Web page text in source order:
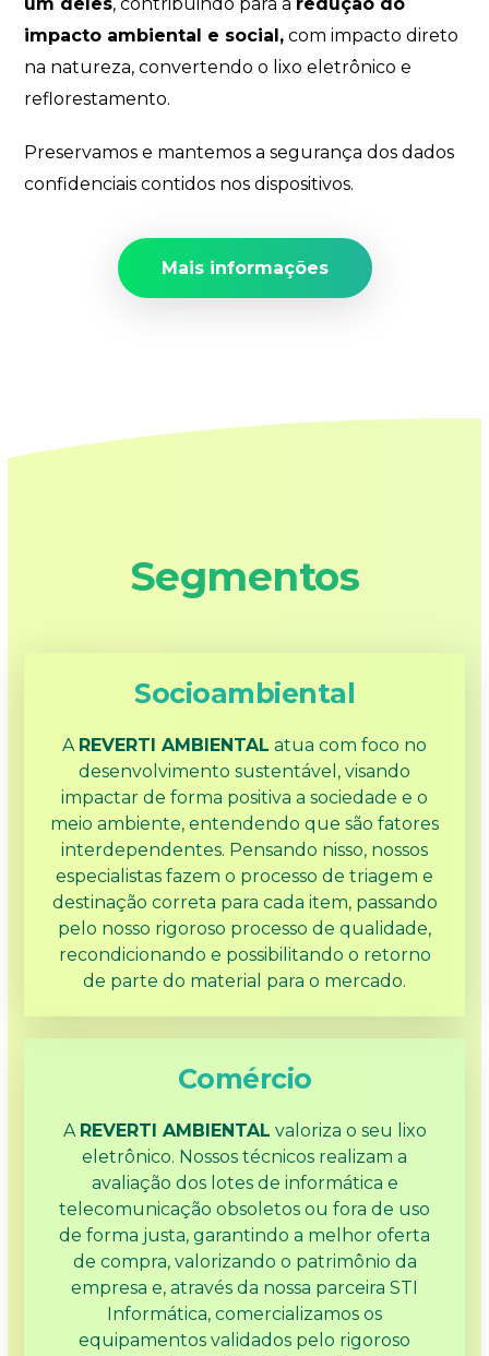
impacto ambiental e social, com impacto direto
na natureza, convertendo o lixo eletrônico e
reflorestamento.
Preservamos e mantemos a segurança dos dados
confidenciais contidos nos dispositivos.
Mais informações
Segmentos
Socioambiental
A REVERTI AMBIENTAL atua com foco no
desenvolvimento sustentável, visando
impactar de forma positiva a sociedade e o
meio ambiente, entendendo que são fatores
interdependentes. Pensando nisso, nossos
especialistas fazem o processo de triagem e
destinação correta para cada item, passando
pelo nosso rigoroso processo de qualidade,
recondicionando e possibilitando o retorno
de parte do material para o mercado.
Comércio
A REVERTI AMBIENTAL valoriza o seu lixo
eletrônico. Nossos técnicos realizam a
avaliação dos lotes de informática e
telecomunicação obsoletos ou fora de uso
de forma justa, garantindo a melhor oferta
de compra, valorizando o patrimônio da
empresa e, através da nossa parceira STI
Informática, comercializamos os
equipamentos validados pelo rigoroso